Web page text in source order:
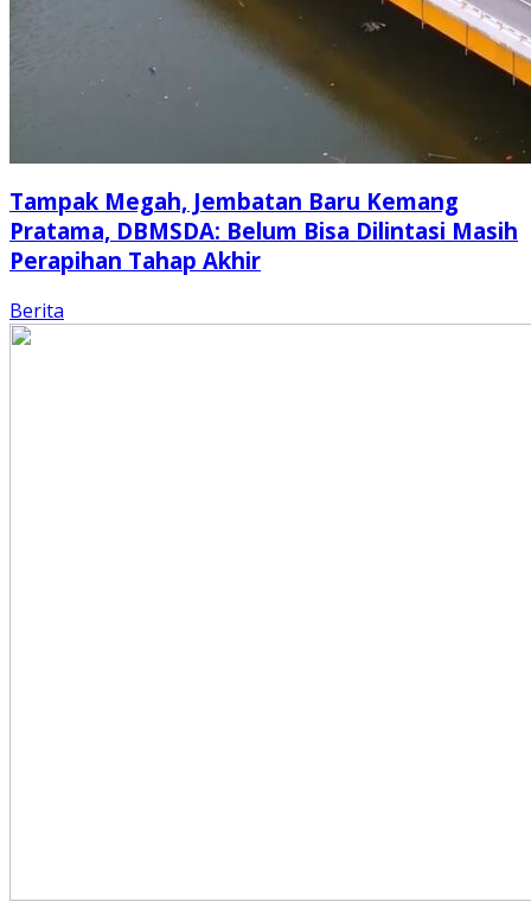
Tampak Megah, Jembatan Baru Kemang
Pratama, DBMSDA: Belum Bisa Dilintasi Masih
Perapihan Tahap Akhir
Berita